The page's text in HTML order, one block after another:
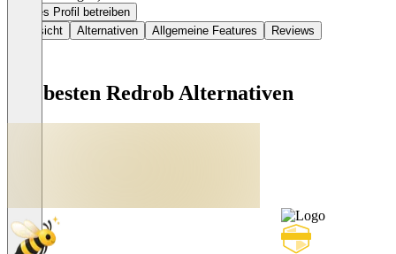
Dieses Profil betreiben
Übersicht
Alternativen Allgemeine Features Reviews
Die besten Redrob Alternativen